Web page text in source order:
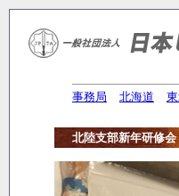
事務局 北海道
北陸支部新年研修